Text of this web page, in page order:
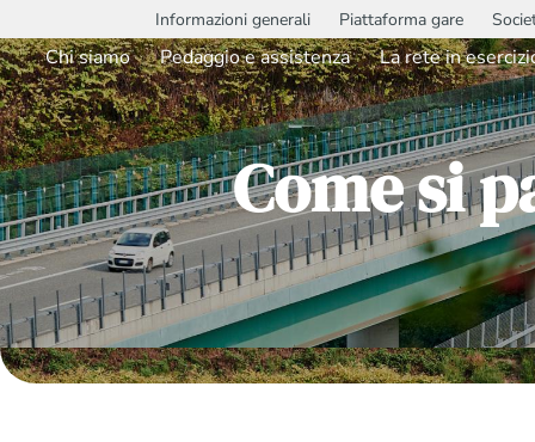
Informazioni generali Piattaforma gare
Chi siamo Pedaggio e assistenza La rete in
Come si